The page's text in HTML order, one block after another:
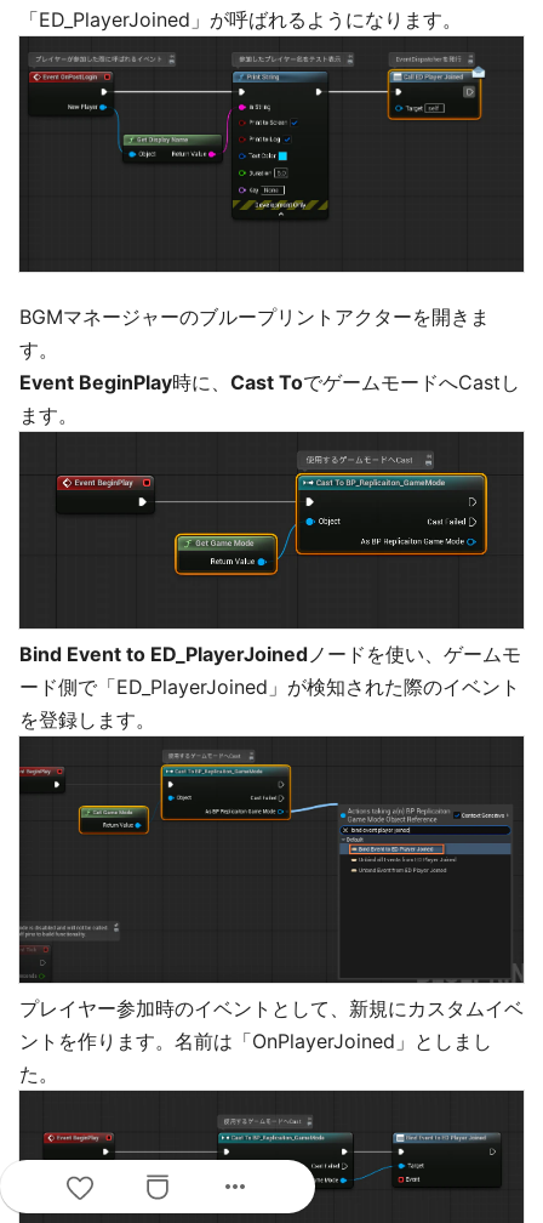
「ED_PlayerJoined」が呼ばれるようになります。
BGMマネージャーのブループリントアクターを開きま
す。
Event BeginPlay時に、 Cast ToでゲームモードへCastし
ます。
Bind Event to ED_PlayerJoinedノードを使い、ゲームモ
ード側で「ED_PlayerJoined」が検知された際のイベント
を登録します。
プレイヤー参加時のイベントとして、新規にカスタムイベ
ントを作ります。名前は「OnPlayerJoined」としまし
た。
more_horiz